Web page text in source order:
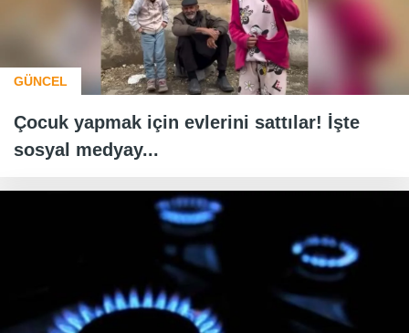
GÜNCEL
Çocuk yapmak için evlerini sattılar! İşte
sosyal medyay...